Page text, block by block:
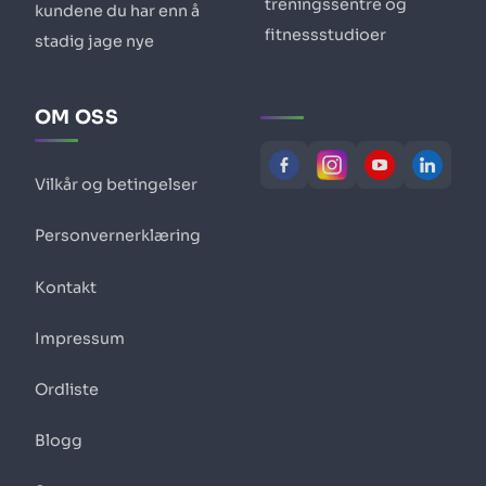
kundene du har enn å
stadig jage nye
treningssentre og
fitnessstudioer
OM OSS
Vilkår og betingelser
Personvernerklæring
Kontakt
Impressum
Ordliste
Blogg